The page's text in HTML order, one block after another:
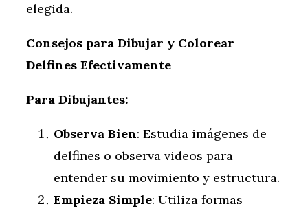
elegida.
Consejos para Dibujar y Colorear
Delfines Efectivamente
Para Dibujantes:
Observa Bien: Estudia imágenes de
delfines o observa videos para
entender su movimiento y estructura.
Empieza Simple: Utiliza formas